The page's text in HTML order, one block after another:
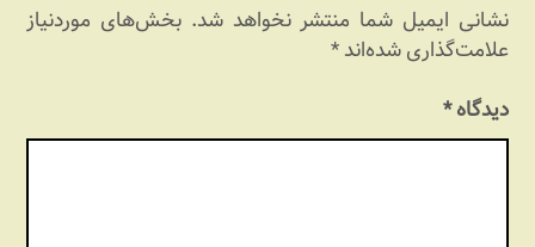
نشانی ایمیل شما منتشر نخواهد شد. بخش‌های موردنیاز
علامت‌گذاری شده‌اند*
دیدگاه*